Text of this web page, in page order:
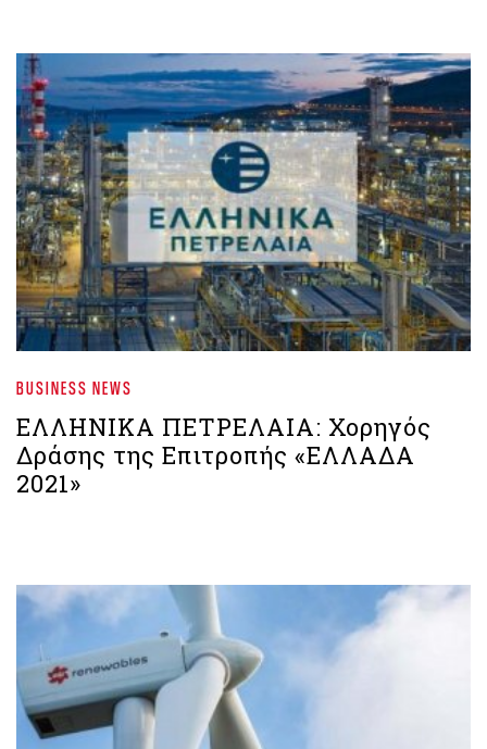
BUSINESS NEWS
ΕΛΛΗΝΙΚΑ ΠΕΤΡΕΛΑΙΑ: Χορηγός
Δράσης της Επιτροπής «ΕΛΛΑΔΑ
2021»